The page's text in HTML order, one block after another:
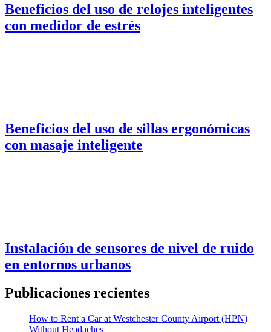
Beneficios del uso de relojes inteligentes
con medidor de estrés
Beneficios del uso de sillas ergonómicas
con masaje inteligente
Instalación de sensores de nivel de ruido
en entornos urbanos
Publicaciones recientes
How to Rent a Car at Westchester County Airport (HPN)
Without Headaches